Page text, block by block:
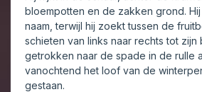
bloempotten en de zakken grond.
naam, terwijl hij zoekt tussen de
schieten van links naar rechts tot zijn
getrokken naar de spade in de rulle
vanochtend het loof van de
gestaan.